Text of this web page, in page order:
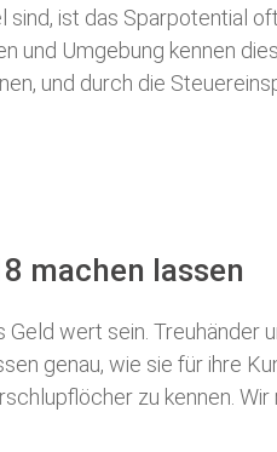
ist das Sparpotential
und Umgebung kennen
und durch die
machen lassen
Geld wert sein. Treuhänder
genau, wie sie für ihre
zu kennen.